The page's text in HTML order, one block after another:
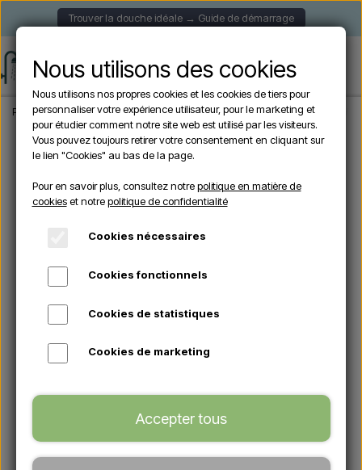
Trouver la douche idéale → Guide de démarrage
Page d'accueil Douche de Jardin Douches autoportantes Cristina
Nous utilisons des cookies
Nous utilisons nos propres cookies et les cookies de tiers pour
personnaliser votre expérience utilisateur, pour le marketing et
pour étudier comment notre site web est utilisé par les visiteurs.
Vous pouvez toujours retirer votre consentement en cliquant sur
le lien "Cookies" au bas de la page.
Pour en savoir plus, consultez notrepolitique en matière de
cookieset notrepolitique de confidentialité
Cookies nécessaires
Cookies fonctionnels
Cookies de statistiques
Cookies de marketing
Accepter tous